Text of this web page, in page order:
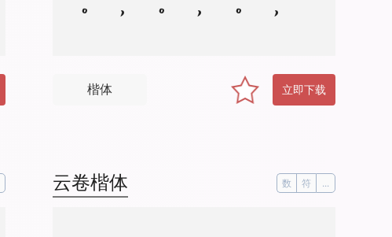
楷体 立即下载
云卷楷体 数 符 ...